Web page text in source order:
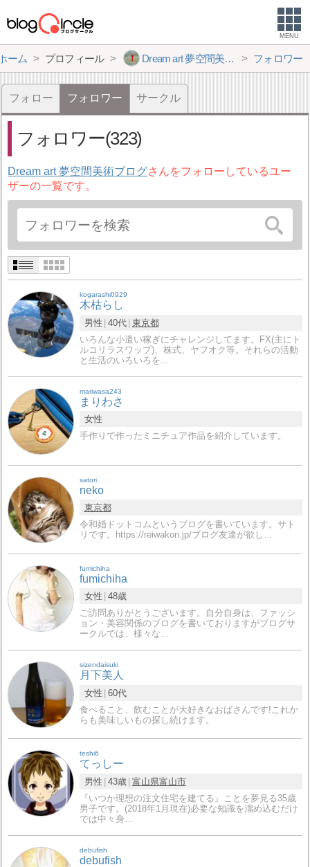
MENU
ーム プロフィール Dream art 夢空間美術ブログ フォロワー
フォロー フォロワー サークル
フォロワー(323)
Dream art 夢空間美術ブログさんをフォローしているユー
ザーの一覧です。
kogarashi0929
木枯らし
男性 40代 東京都
いろんな小遣い稼ぎにチャレンジしてます。FX(主にト
ルコリラスワップ)、株式、ヤフオク等。それらの活動
と生活のいろいろを…
mariwasa243
まりわさ
女性
手作りで作ったミニチュア作品を紹介しています。
satori
neko
東京都
令和婚ドットコムというブログを書いています。サト
リです。https://reiwakon.jp/ブログ友達が欲し…
fumichiha
fumichiha
女性 48歳
ご訪問ありがとうございます。自分自身は、ファッシ
ョン・美容関係のブログを書いておりますがブログサ
ークルでは、様々な…
sizendaisuki
月下美人
女性 60代
食べること、飲むことが大好きなおばさんです!これか
らも美味しいもの探し続けます。
teshi6
てっしー
男性 43歳 富山県富山市
『いつか理想の注文住宅を建てる』ことを夢見る35歳
男子です。(2018年1月現在)必要な知識を溜め込むだけ
では中々身…
debufish
debufish